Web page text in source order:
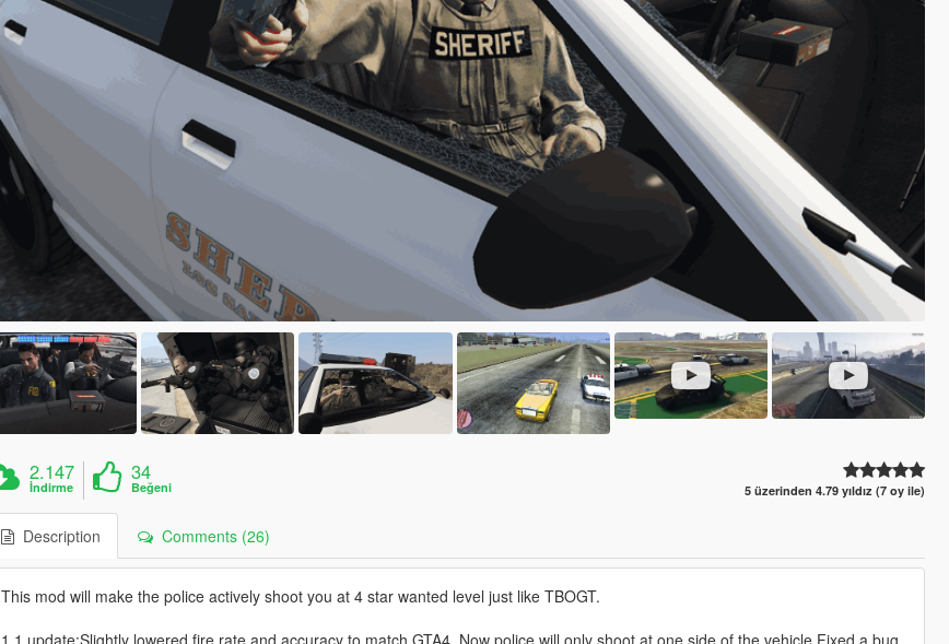
2.147
İndirme
34
Beğeni 5 üzerinden 4.79 yıldız (7 oy ile)
Description Comments (26)
This mod will make the police actively shoot you at 4 star wanted level just like TBOGT.